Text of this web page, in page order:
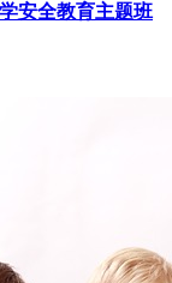
安全教育主题班